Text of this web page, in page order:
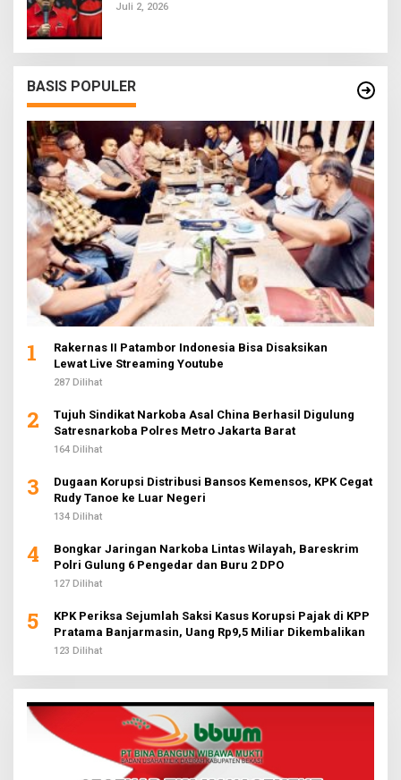
Juli 2, 2026
BASIS POPULER
1
Rakernas II Patambor Indonesia Bisa Disaksikan
Lewat Live Streaming Youtube
287 Dilihat
2
Tujuh Sindikat Narkoba Asal China Berhasil Digulung
Satresnarkoba Polres Metro Jakarta Barat
164 Dilihat
3
Dugaan Korupsi Distribusi Bansos Kemensos, KPK Cegat
Rudy Tanoe ke Luar Negeri
134 Dilihat
4
Bongkar Jaringan Narkoba Lintas Wilayah, Bareskrim
Polri Gulung 6 Pengedar dan Buru 2 DPO
127 Dilihat
5
KPK Periksa Sejumlah Saksi Kasus Korupsi Pajak di KPP
Pratama Banjarmasin, Uang Rp9,5 Miliar Dikembalikan
123 Dilihat